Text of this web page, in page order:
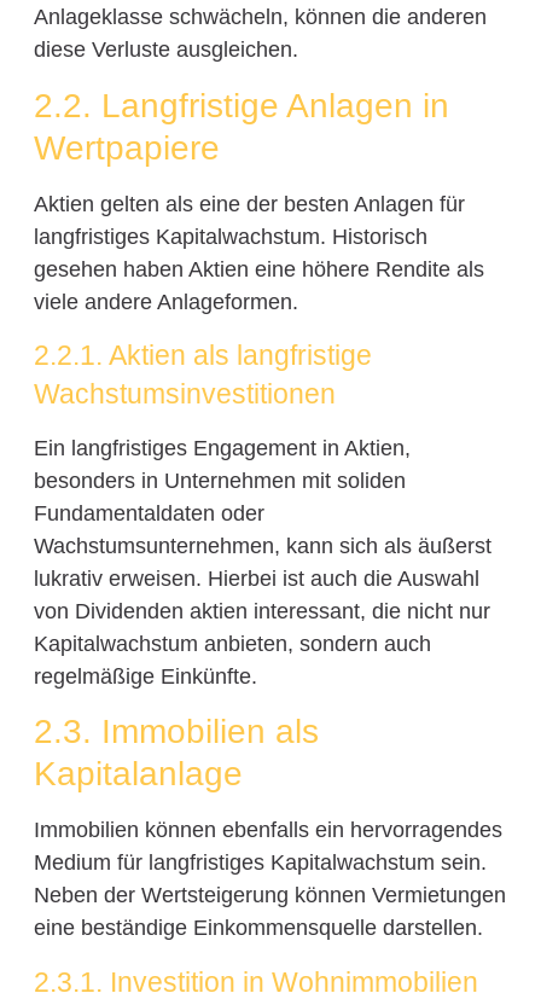
Anlageklasse schwächeln, können die anderen
diese Verluste ausgleichen.
2.2. Langfristige Anlagen in
Wertpapiere
Aktien gelten als eine der besten Anlagen für
langfristiges Kapitalwachstum. Historisch
gesehen haben Aktien eine höhere Rendite als
viele andere Anlageformen.
2.2.1. Aktien als langfristige
Wachstumsinvestitionen
Ein langfristiges Engagement in Aktien,
besonders in Unternehmen mit soliden
Fundamentaldaten oder
Wachstumsunternehmen, kann sich als äußerst
lukrativ erweisen. Hierbei ist auch die Auswahl
von Dividenden aktien interessant, die nicht nur
Kapitalwachstum anbieten, sondern auch
regelmäßige Einkünfte.
2.3. Immobilien als
Kapitalanlage
Immobilien können ebenfalls ein hervorragendes
Medium für langfristiges Kapitalwachstum sein.
Neben der Wertsteigerung können Vermietungen
eine beständige Einkommensquelle darstellen.
2.3.1. Investition in Wohnimmobilien